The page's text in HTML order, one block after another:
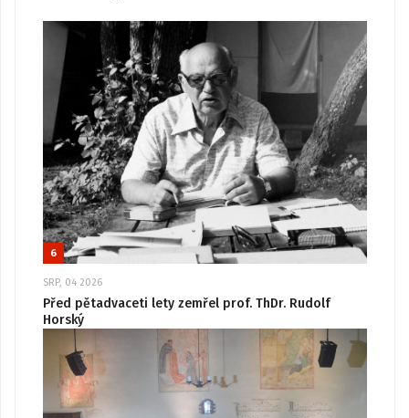
6
SRP, 04 2026
Před pětadvaceti lety zemřel prof. ThDr. Rudolf
Horský